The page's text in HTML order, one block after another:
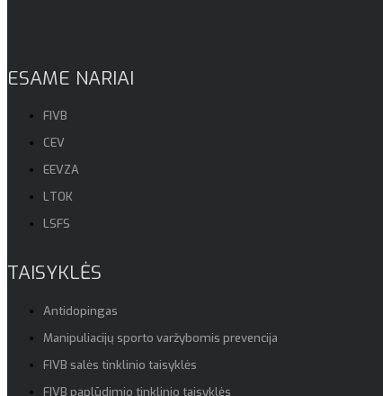
ESAME NARIAI
FIVB
CEV
EEVZA
LTOK
LSFS
TAISYKLĖS
Antidopingas
Manipuliacijų sporto varžybomis prevencija
FIVB salės tinklinio taisyklės
FIVB paplūdimio tinklinio taisyklės